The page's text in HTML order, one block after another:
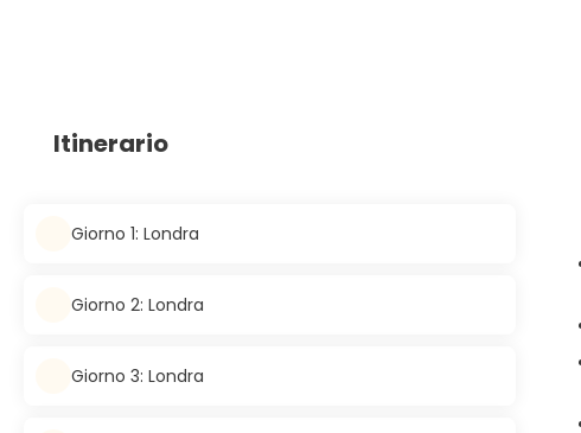
Itinerario
Giorno 1: Londra
Giorno 2: Londra
Giorno 3: Londra